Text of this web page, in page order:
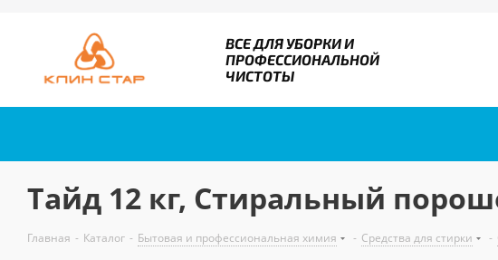
ВСЕ ДЛЯ УБОРКИ И
ПРОФЕССИОНАЛЬНОЙ
ЧИСТОТЫ
Тайд 12 кг, Стиральный
Главная - Каталог - Бытовая и профессиональная химия - Средства для стирки -